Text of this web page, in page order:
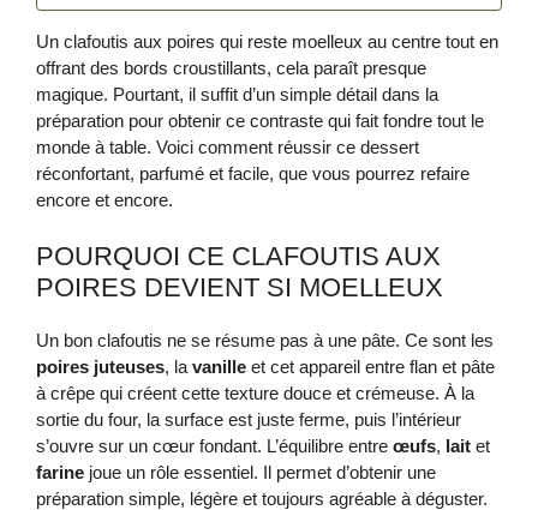
Un clafoutis aux poires qui reste moelleux au centre tout en
offrant des bords croustillants, cela paraît presque
magique. Pourtant, il suffit d’un simple détail dans la
préparation pour obtenir ce contraste qui fait fondre tout le
monde à table. Voici comment réussir ce dessert
réconfortant, parfumé et facile, que vous pourrez refaire
encore et encore.
POURQUOI CE CLAFOUTIS AUX
POIRES DEVIENT SI MOELLEUX
Un bon clafoutis ne se résume pas à une pâte. Ce sont les
poires juteuses, la vanille et cet appareil entre flan et pâte
à crêpe qui créent cette texture douce et crémeuse. À la
sortie du four, la surface est juste ferme, puis l’intérieur
s’ouvre sur un cœur fondant. L’équilibre entre œufs, lait et
farine joue un rôle essentiel. Il permet d’obtenir une
préparation simple, légère et toujours agréable à déguster.